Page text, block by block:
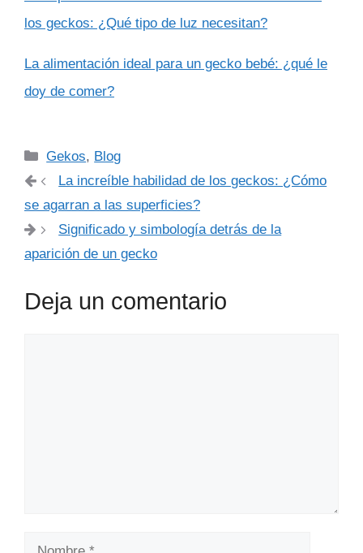
los geckos: ¿Qué tipo de luz necesitan?
La alimentación ideal para un gecko bebé: ¿qué le
doy de comer?
Categorías
Gekos, Blog
La increíble habilidad de los geckos: ¿Cómo
se agarran a las superficies?
Significado y simbología detrás de la
aparición de un gecko
Deja un comentario
Nombre